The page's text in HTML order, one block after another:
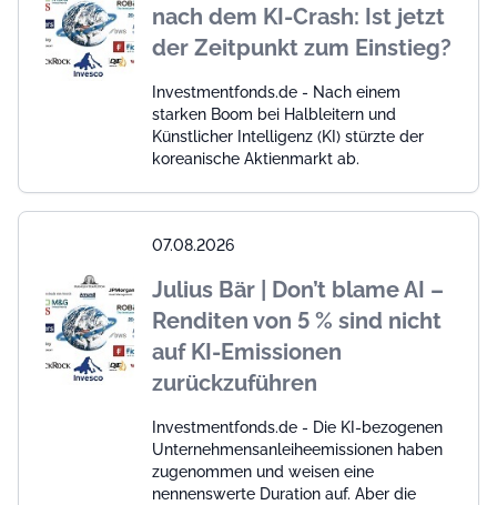
nach dem KI-Crash: Ist jetzt
der Zeitpunkt zum Einstieg?
Investmentfonds.de - Nach einem
starken Boom bei Halbleitern und
Künstlicher Intelligenz (KI) stürzte der
koreanische Aktienmarkt ab.
07.08.2026
Julius Bär | Don’t blame AI –
Renditen von 5 % sind nicht
auf KI-Emissionen
zurückzuführen
Investmentfonds.de - Die KI-bezogenen
Unternehmensanleiheemissionen haben
zugenommen und weisen eine
nennenswerte Duration auf. Aber die